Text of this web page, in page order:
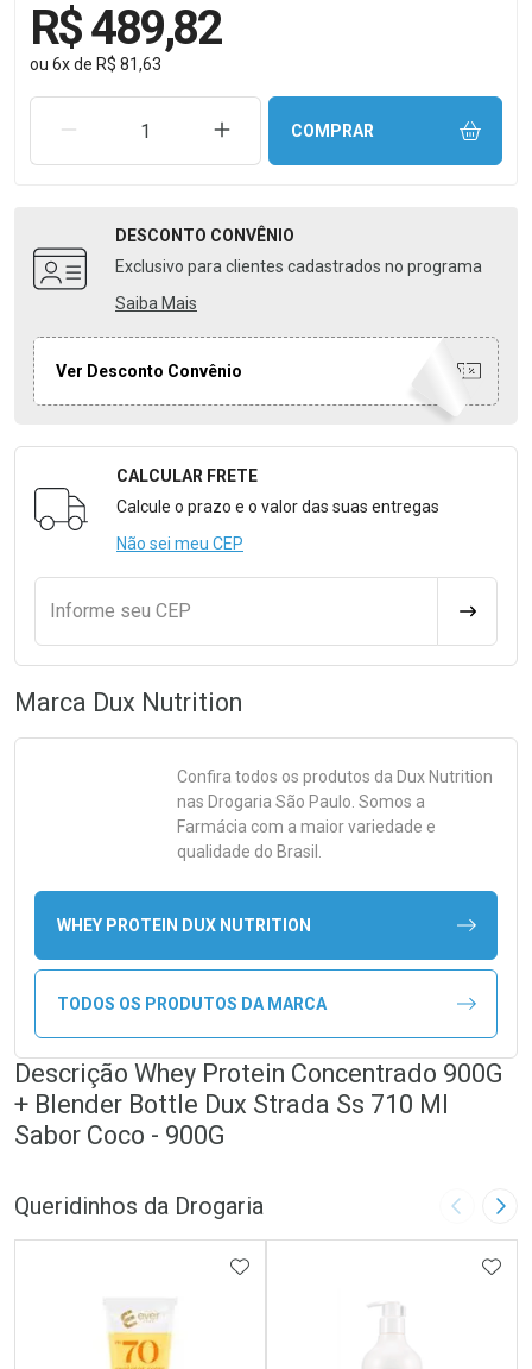
R$ 489,82
ou 6xde R$ 81,63
REMOVER UMA UNIDADEAUMENTAR UMA UNIDADE
COMPRAR
DESCONTO CONVÊNIO
Exclusivo para clientes cadastrados no programa
Saiba Mais
Ver Desconto Convênio
Formulário para Calcular o Frete
CALCULAR FRETE
Calcule o prazo e o valor das suas entregas
Não sei meu CEP
Informe seu CEP
Marca Dux Nutrition
Confira todos os produtos da Dux Nutrition
nas Drogaria São Paulo. Somos a
Farmácia com a maior variedade e
qualidade do Brasil.
WHEY PROTEIN DUX NUTRITION
TODOS OS PRODUTOS DA MARCA
Descrição Whey Protein Concentrado 900G
+ Blender Bottle Dux Strada Ss 710 Ml
Sabor Coco - 900G
Queridinhos da Drogaria Imagem
ADICIONAR AOS FAVORITOS